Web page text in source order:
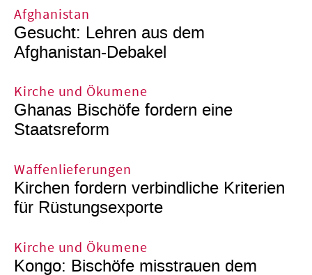
Afghanistan
Gesucht: Lehren aus dem
Afghanistan-Debakel
Kirche und Ökumene
Ghanas Bischöfe fordern eine
Staatsreform
Waffenlieferungen
Kirchen fordern verbindliche Kriterien
für Rüstungsexporte
Kirche und Ökumene
Kongo: Bischöfe misstrauen dem